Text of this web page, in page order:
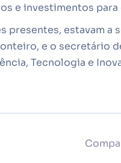
e investimentos para
presentes, estavam a
e o secretário
Tecnologia e